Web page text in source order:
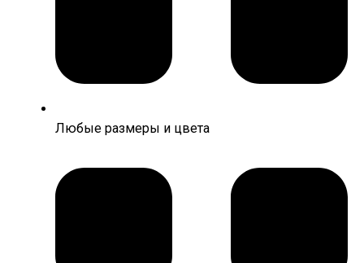
Любые размеры и цвета